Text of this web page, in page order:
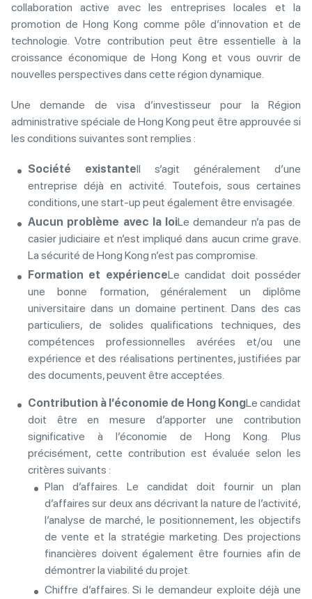
collaboration active avec les entreprises locales et la
promotion de Hong Kong comme pôle d’innovation et de
technologie. Votre contribution peut être essentielle à la
croissance économique de Hong Kong et vous ouvrir de
nouvelles perspectives dans cette région dynamique.
Une demande de visa d’investisseur pour la Région
administrative spéciale de Hong Kong peut être approuvée si
les conditions suivantes sont remplies :
Société existanteIl s’agit généralement d’une
entreprise déjà en activité. Toutefois, sous certaines
conditions, une start-up peut également être envisagée.
Aucun problème avec la loiLe demandeur n’a pas de
casier judiciaire et n’est impliqué dans aucun crime grave.
La sécurité de Hong Kong n’est pas compromise.
Formation et expérienceLe candidat doit posséder
une bonne formation, généralement un diplôme
universitaire dans un domaine pertinent. Dans des cas
particuliers, de solides qualifications techniques, des
compétences professionnelles avérées et/ou une
expérience et des réalisations pertinentes, justifiées par
des documents, peuvent être acceptées.
Contribution à l’économie de Hong KongLe candidat
doit être en mesure d’apporter une contribution
significative à l’économie de Hong Kong. Plus
précisément, cette contribution est évaluée selon les
critères suivants :
Plan d’affaires. Le candidat doit fournir un plan
d’affaires sur deux ans décrivant la nature de l’activité,
l’analyse de marché, le positionnement, les objectifs
de vente et la stratégie marketing. Des projections
financières doivent également être fournies afin de
démontrer la viabilité du projet.
Chiffre d’affaires. Si le demandeur exploite déjà une